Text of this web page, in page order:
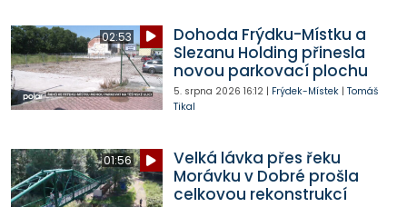
02:53
Dohoda Frýdku-Místku a
Slezanu Holding přinesla
novou parkovací plochu
5. srpna 2026 16:12| Frýdek-Místek| Tomáš
Tikal
01:56
Velká lávka přes řeku
Morávku v Dobré prošla
celkovou rekonstrukcí